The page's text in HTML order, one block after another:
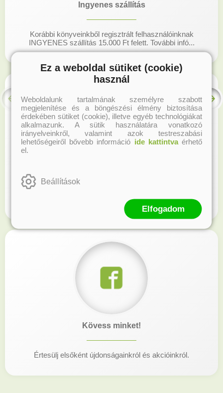
Ingyenes szállítás
Korábbi könyveinkből regisztrált felhasználóinknak
INGYENES szállítás 15.000 Ft felett. További infó...
Regisztrálj honlapunkon és gyűjtsd a hűségpontokat!
Kövess minket!
Értesülj elsőként újdonságainkról és akcióinkról.
Ez a weboldal sütiket (cookie)
használ
Weboldalunk tartalmának személyre szabott
megjelenítése és a böngészési élmény biztosítása
érdekében sütiket (cookie), illetve egyéb technológiákat
alkalmazunk. A sütik használatára vonatkozó
irányelveinkről, valamint azok testreszabási
lehetőségeiről bővebb információ ide kattintvaérhető
el.
Beállítások
Elfogadom